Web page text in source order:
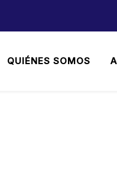
QUIÉNES SOMOS